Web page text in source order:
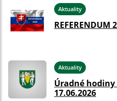
Aktuality
Aktuality
Úradné
17.06.2026